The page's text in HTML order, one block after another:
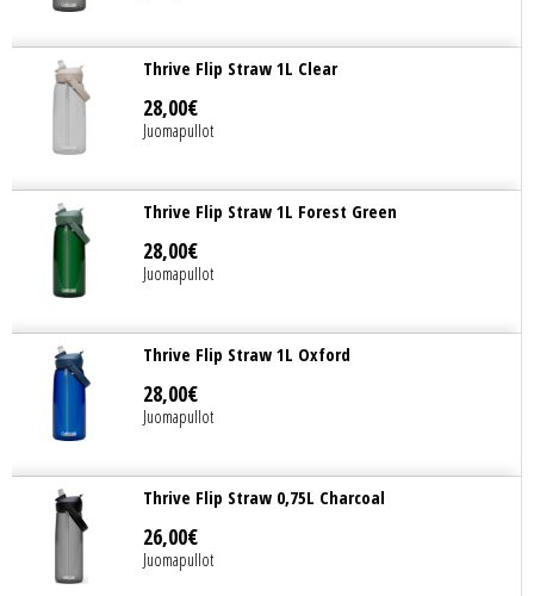
Thrive Flip Straw 1L Clear
28,00€
Juomapullot
Thrive Flip Straw 1L Forest Green
28,00€
Juomapullot
Thrive Flip Straw 1L Oxford
28,00€
Juomapullot
Thrive Flip Straw 0,75L Charcoal
26,00€
Juomapullot